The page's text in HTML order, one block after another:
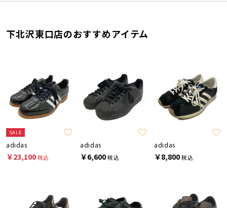
下北沢東口店のおすすめアイテム
SALE
adidas
￥23,100税込
adidas
￥6,600税込
adidas
￥8,800税込